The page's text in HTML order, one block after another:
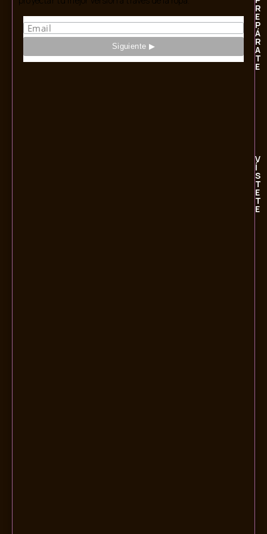
R
E
P
Á
R
A
T
E
V
Í
S
T
E
T
E